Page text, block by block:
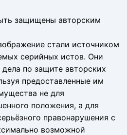
защищены авторским
стали источником
серийных истов. Они
по защите авторских
предоставленные им
не для
положения, а для
правонарушения с
возможной